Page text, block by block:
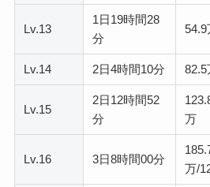
Lv.13
1日19時間28
分
54.9
Lv.14 2日4時間10分 82.5
Lv.15
2日12時間52
分
万
Lv.16 3日8時間00分
万/